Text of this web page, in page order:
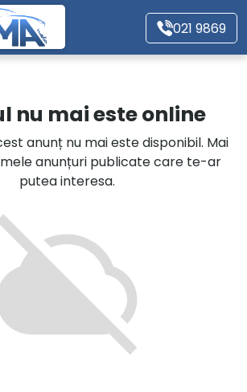
principal
021 9869
nu mai este online
anunț nu mai este disponibil. Mai
anunțuri publicate care te-ar
putea interesa.